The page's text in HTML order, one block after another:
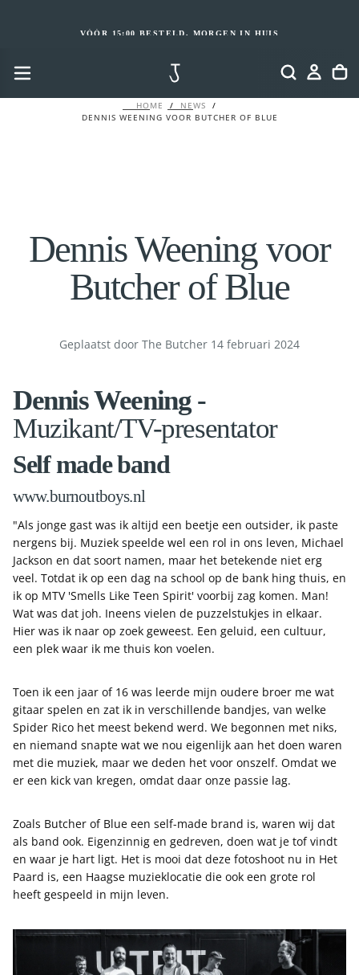
VÓÓR 15:00 BESTELD, MORGEN IN HUIS
HOME / NEWS
/
DENNIS WEENING VOOR BUTCHER OF BLUE
Dennis Weening voor
Butcher of Blue
Geplaatst door The Butcher 14 februari 2024
Dennis Weening -
Muzikant/TV-presentator
Self made band
www.burnoutboys.nl
"Als jonge gast was ik altijd een beetje een outsider, ik paste
nergens bij. Muziek speelde wel een rol in ons leven, Michael
Jackson en dat soort namen, maar het betekende niet erg
veel. Totdat ik op een dag na school op de bank hing thuis, en
ik op MTV 'Smells Like Teen Spirit' voorbij zag komen. Man!
Wat was dat joh. Ineens vielen de puzzelstukjes in elkaar.
Hier was ik naar op zoek geweest. Een geluid, een cultuur,
een plek waar ik me thuis kon voelen.
Toen ik een jaar of 16 was leerde mijn oudere broer me wat
gitaar spelen en zat ik in verschillende bandjes, van welke
Spider Rico het meest bekend werd. We begonnen met niks,
en niemand snapte wat we nou eigenlijk aan het doen waren
met die muziek, maar we deden het voor onszelf. Omdat we
er een kick van kregen, omdat daar onze passie lag.
Zoals Butcher of Blue een self-made brand is, waren wij dat
als band ook. Eigenzinnig en gedreven, doen wat je tof vindt
en waar je hart ligt. Het is mooi dat deze fotoshoot nu in Het
Paard is, een Haagse muzieklocatie die ook een grote rol
heeft gespeeld in mijn leven.